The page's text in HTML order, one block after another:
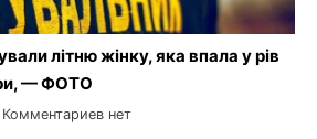
літню жінку, яка впала у рів
— ФОТО
Комментариев нет